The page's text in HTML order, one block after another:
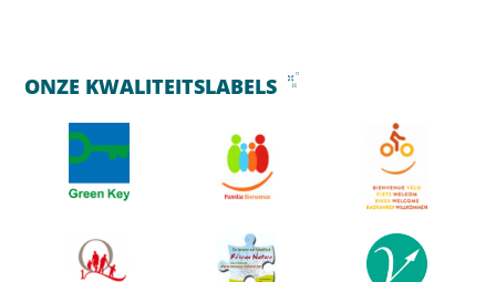
ONZE KWALITEITSLABELS